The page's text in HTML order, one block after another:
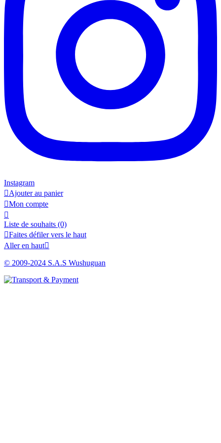
Instagram
Ajouter au panier
Mon compte

Liste de souhaits (0)
Faites défiler vers le haut
Aller en haut
© 2009-2024 S.A.S Wushuguan